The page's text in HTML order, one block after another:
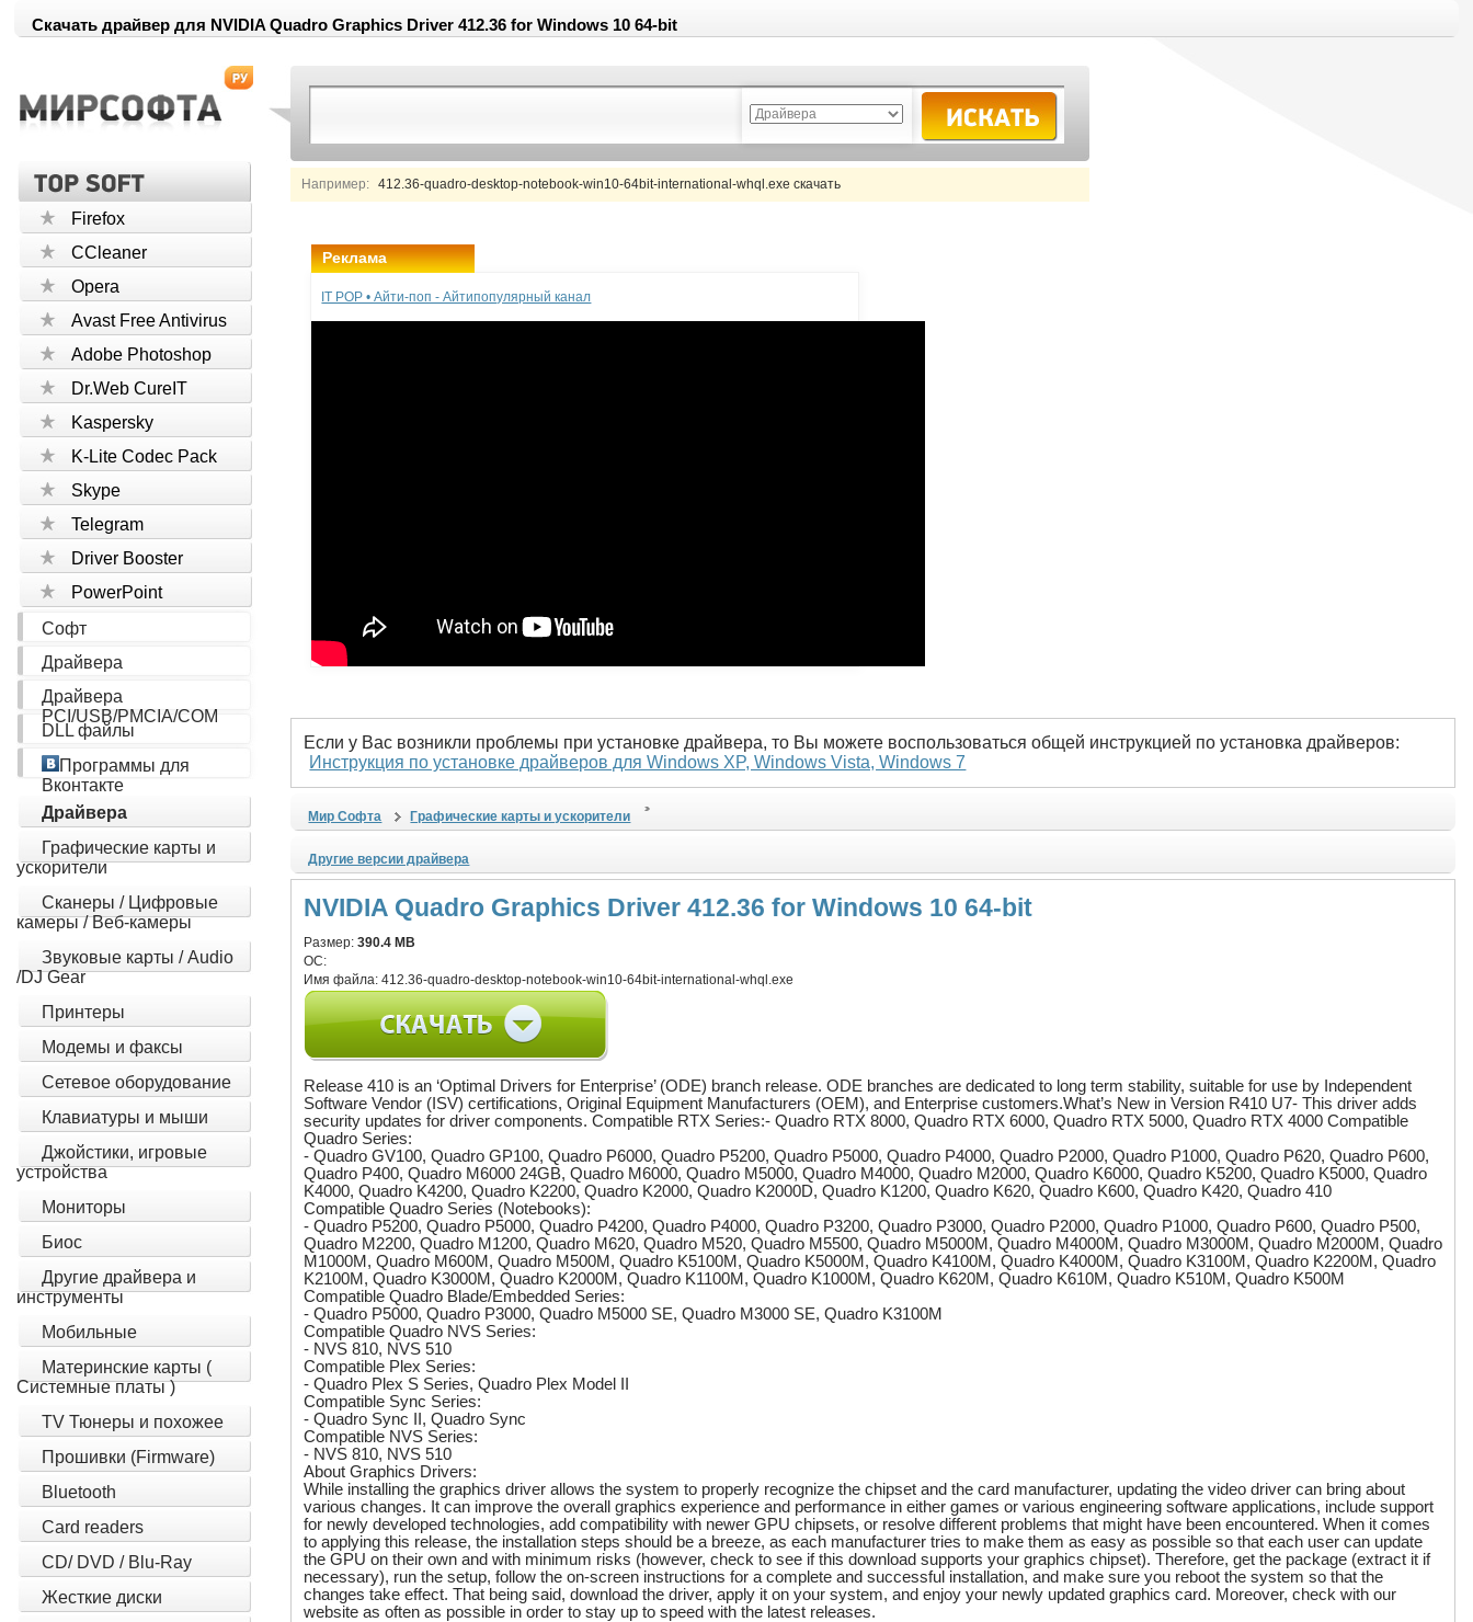
Скачать драйвер для NVIDIA Quadro Graphics Driver 412.36 for Windows 10 64-bit
Например: 412.36-quadro-desktop-notebook-win10-64bit-international-whql.exe скачать
Firefox
CCleaner
Opera
Avast Free Antivirus
Adobe Photoshop
Dr.Web CureIT
Kaspersky
K-Lite Codec Pack
Skype
Telegram
Driver Booster
PowerPoint
Софт
Драйвера
Драйвера
PCI/USB/PMCIA/COM
DLL файлы
Программы для
Вконтакте
Драйвера
Графические карты и
ускорители
Сканеры / Цифровые
камеры / Веб-камеры
Звуковые карты / Audio
/DJ Gear
Принтеры
Модемы и факсы
Сетевое оборудование
Клавиатуры и мыши
Джойстики, игровые
устройства
Мониторы
Биос
Другие драйвера и
инструменты
Мобильные
Материнские карты (
Системные платы )
TV Тюнеры и похожее
Прошивки (Firmware)
Bluetooth
Card readers
CD/ DVD / Blu-Ray
Жесткие диски
Реклама
IT POP • Айти-поп - Айтипопулярный канал
Если у Вас возникли проблемы при установке драйвера, то Вы можете воспользоваться общей инструкцией по установка драйверов:
Инструкция по установке драйверов для Windows XP, Windows Vista, Windows 7
Мир Софта Графические карты и ускорители
Другие версии драйвера
NVIDIA Quadro Graphics Driver 412.36 for Windows 10 64-bit
Размер:390.4 MB
ОС:
Имя файла:412.36-quadro-desktop-notebook-win10-64bit-international-whql.exe
Release 410 is an ‘Optimal Drivers for Enterprise’ (ODE) branch release. ODE branches are dedicated to long term stability, suitable for use by Independent
Software Vendor (ISV) certifications, Original Equipment Manufacturers (OEM), and Enterprise customers.What’s New in Version R410 U7- This driver adds
security updates for driver components. Compatible RTX Series:- Quadro RTX 8000, Quadro RTX 6000, Quadro RTX 5000, Quadro RTX 4000 Compatible
Quadro Series:
- Quadro GV100, Quadro GP100, Quadro P6000, Quadro P5200, Quadro P5000, Quadro P4000, Quadro P2000, Quadro P1000, Quadro P620, Quadro P600,
Quadro P400, Quadro M6000 24GB, Quadro M6000, Quadro M5000, Quadro M4000, Quadro M2000, Quadro K6000, Quadro K5200, Quadro K5000, Quadro
K4000, Quadro K4200, Quadro K2200, Quadro K2000, Quadro K2000D, Quadro K1200, Quadro K620, Quadro K600, Quadro K420, Quadro 410
Compatible Quadro Series (Notebooks):
- Quadro P5200, Quadro P5000, Quadro P4200, Quadro P4000, Quadro P3200, Quadro P3000, Quadro P2000, Quadro P1000, Quadro P600, Quadro P500,
Quadro M2200, Quadro M1200, Quadro M620, Quadro M520, Quadro M5500, Quadro M5000M, Quadro M4000M, Quadro M3000M, Quadro M2000M, Quadro
M1000M, Quadro M600M, Quadro M500M, Quadro K5100M, Quadro K5000M, Quadro K4100M, Quadro K4000M, Quadro K3100M, Quadro K2200M, Quadro
K2100M, Quadro K3000M, Quadro K2000M, Quadro K1100M, Quadro K1000M, Quadro K620M, Quadro K610M, Quadro K510M, Quadro K500M
Compatible Quadro Blade/Embedded Series:
- Quadro P5000, Quadro P3000, Quadro M5000 SE, Quadro M3000 SE, Quadro K3100M
Compatible Quadro NVS Series:
- NVS 810, NVS 510
Compatible Plex Series:
- Quadro Plex S Series, Quadro Plex Model II
Compatible Sync Series:
- Quadro Sync II, Quadro Sync
Compatible NVS Series:
- NVS 810, NVS 510
About Graphics Drivers:
While installing the graphics driver allows the system to properly recognize the chipset and the card manufacturer, updating the video driver can bring about
various changes. It can improve the overall graphics experience and performance in either games or various engineering software applications, include support
for newly developed technologies, add compatibility with newer GPU chipsets, or resolve different problems that might have been encountered. When it comes
to applying this release, the installation steps should be a breeze, as each manufacturer tries to make them as easy as possible so that each user can update
the GPU on their own and with minimum risks (however, check to see if this download supports your graphics chipset). Therefore, get the package (extract it if
necessary), run the setup, follow the on-screen instructions for a complete and successful installation, and make sure you reboot the system so that the
changes take effect. That being said, download the driver, apply it on your system, and enjoy your newly updated graphics card. Moreover, check with our
website as often as possible in order to stay up to speed with the latest releases.